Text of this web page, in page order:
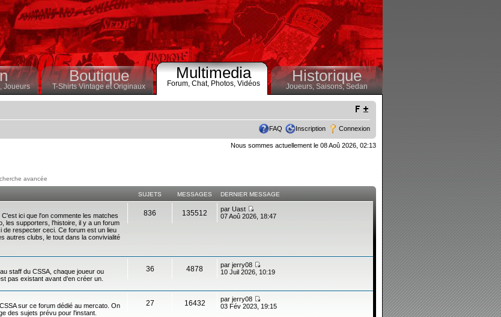
Joueurs
Boutique
T-Shirts Vintage et Originaux
Multimedia
Forum, Chat, Photos, Vidéos Historique
Joueurs, Saisons,Sedan
FAQ Inscription Connexion
Nous sommes actuellement le 08 Aoû 2026, 02:13
avancée
SUJETS MESSAGES DERNIER MESSAGE
ici que l'on commente les matches
les supporters, l'histoire, il y a un forum
de respecter ceci. Ce forum est un lieu
autres clubs, le tout dans la convivialité
836 135512 par Uast
07 Aoû 2026, 18:47
staff du CSSA, chaque joueur ou
pas existant avant d'en créer un.
36 4878 par jerry08
10 Juil 2026, 10:19
sur ce forum dédié au mercato. On
des sujets prévu pour l'instant.
27 16432 par jerry08
03 Fév 2023, 19:15